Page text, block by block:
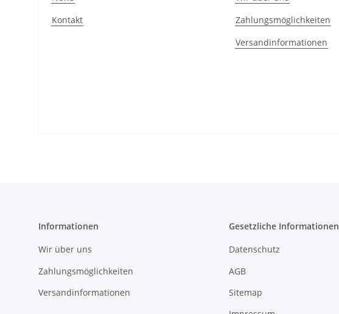
Kontakt
Zahlungsmöglichkeiten
Versandinformationen
Informationen
Wir über uns
Zahlungsmöglichkeiten
Versandinformationen
Gesetzliche Informationen
Datenschutz
AGB
Sitemap